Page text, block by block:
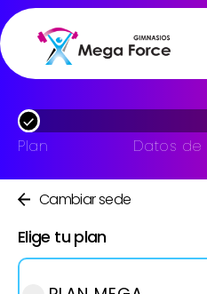
Plan Datos de
Cambiar sede
Elige tu plan